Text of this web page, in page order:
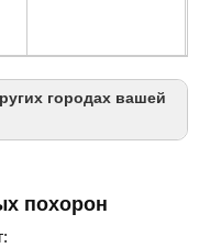
городах вашей
похорон